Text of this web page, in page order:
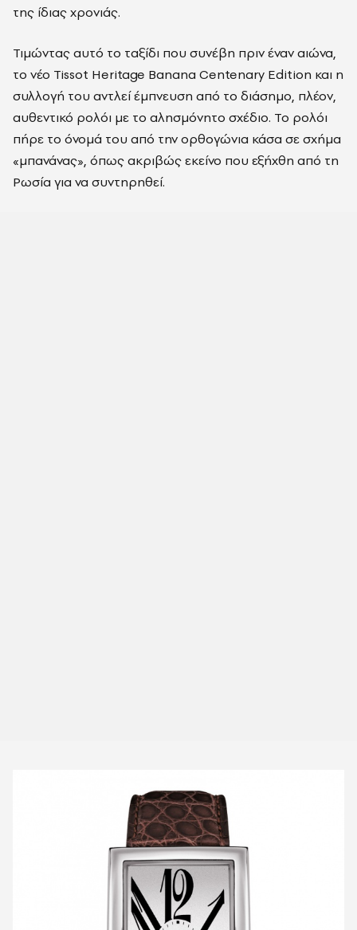
της ίδιας χρονιάς.
Τιμώντας αυτό το ταξίδι που συνέβη πριν έναν αιώνα,
το νέο Tissot Heritage Banana Centenary Edition και η
συλλογή του αντλεί έμπνευση από το διάσημο, πλέον,
αυθεντικό ρολόι με το αλησμόνητο σχέδιο. Το ρολόι
πήρε το όνομά του από την ορθογώνια κάσα σε σχήμα
«μπανάνας», όπως ακριβώς εκείνο που εξήχθη από τη
Ρωσία για να συντηρηθεί.